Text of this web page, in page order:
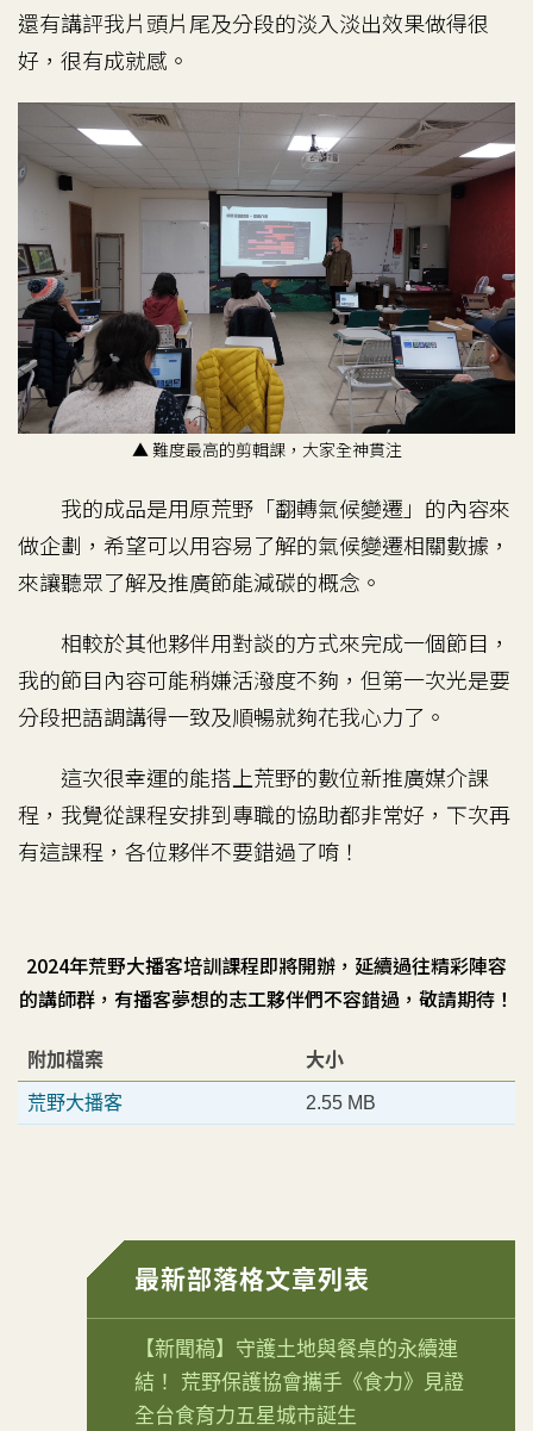
還有講評我片頭片尾及分段的淡入淡出效果做得很
好，很有成就感。
▲ 難度最高的剪輯課，大家全神貫注
我的成品是用原荒野「翻轉氣候變遷」的內容來
做企劃，希望可以用容易了解的氣候變遷相關數據，
來讓聽眾了解及推廣節能減碳的概念。
相較於其他夥伴用對談的方式來完成一個節目，
我的節目內容可能稍嫌活潑度不夠，但第一次光是要
分段把語調講得一致及順暢就夠花我心力了。
這次很幸運的能搭上荒野的數位新推廣媒介課
程，我覺從課程安排到專職的協助都非常好，下次再
有這課程，各位夥伴不要錯過了唷！
2024年荒野大播客培訓課程即將開辦，延續過往精彩陣容
的講師群，有播客夢想的志工夥伴們不容錯過，敬請期待！
附加檔案 大小
荒野大播客 2.55 MB
最新部落格文章列表
【新聞稿】守護土地與餐桌的永續連
結！ 荒野保護協會攜手《食力》見證
全台食育力五星城市誕生